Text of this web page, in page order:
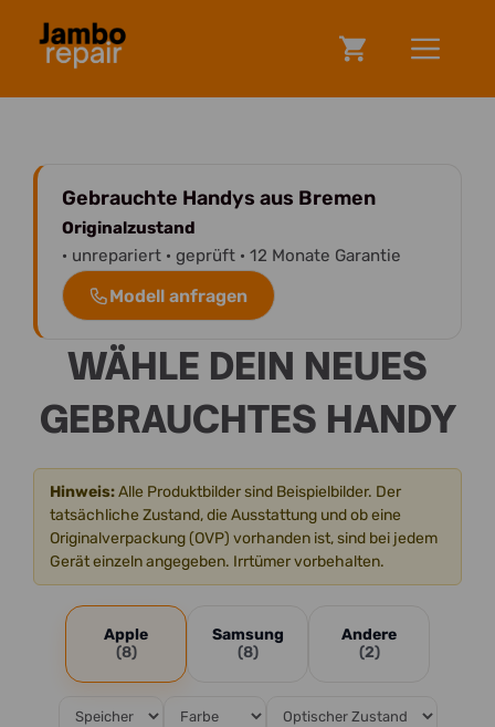
Inhalt
Gebrauchte Handys aus Bremen
Originalzustand
· unrepariert · geprüft · 12 Monate Garantie
Modell anfragen
WÄHLE DEIN NEUES
GEBRAUCHTES HANDY
Hinweis:Alle Produktbilder sind Beispielbilder. Der
tatsächliche Zustand, die Ausstattung und ob eine
Originalverpackung (OVP) vorhanden ist, sind bei jedem
Gerät einzeln angegeben. Irrtümer vorbehalten.
Apple
(8)
Samsung
(8)
Andere
(2)